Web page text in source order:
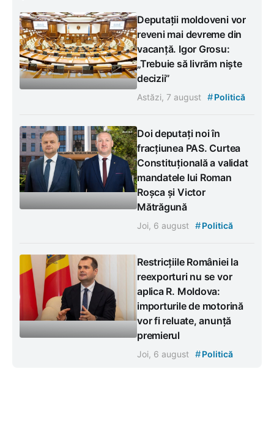
Deputații moldoveni vor
reveni mai devreme din
vacanță. Igor Grosu:
„Trebuie să livrăm niște
decizii”
Astăzi, 7 august #Politică
Doi deputați noi în
fracțiunea PAS. Curtea
Constituțională a validat
mandatele lui Roman
Roșca și Victor
Mătrăgună
Joi, 6 august #Politică
Restricțiile României la
reexporturi nu se vor
aplica R. Moldova:
importurile de motorină
vor fi reluate, anunță
premierul
Joi, 6 august #Politică